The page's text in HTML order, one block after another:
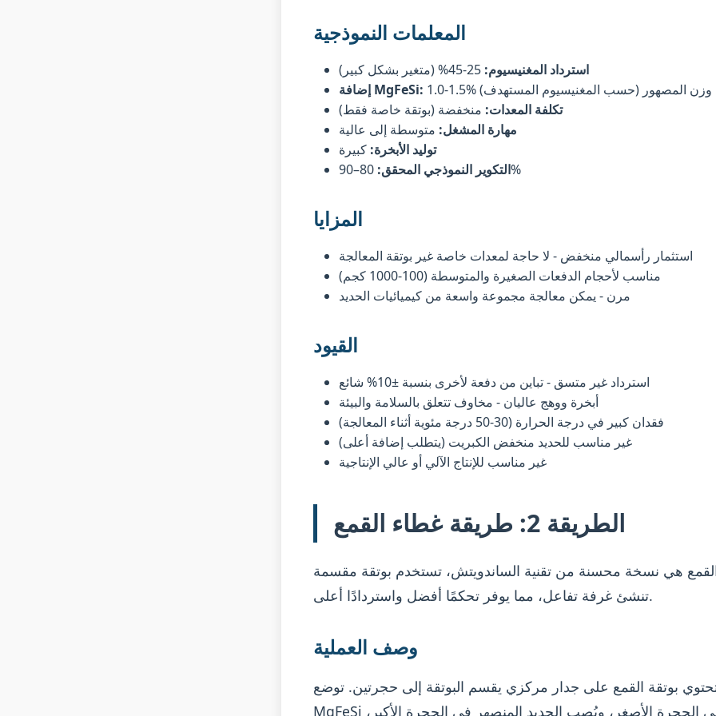
المعلمات النموذجية
استرداد المغنيسيوم:
إضافة MgFeSi:
من وزن المصهور (حسب المغنيسيوم المستهدف)
تكلفة المعدات: منخفضة (بوتقة خاصة فقط)
مهارة المشغل: متوسطة إلى عالية
توليد الأبخرة: كبيرة
التكوير النموذجي المحقق:80–90%
المزايا
استثمار رأسمالي منخفض - لا حاجة لمعدات خاصة غير بوتقة المعالجة
مناسب لأحجام الدفعات الصغيرة والمتوسطة (100-1000 كجم)
مرن - يمكن معالجة مجموعة واسعة من كيميائيات الحديد
القيود
استرداد غير متسق - تباين من دفعة لأخرى بنسبة ±10% شائع
أبخرة ووهج عاليان - مخاوف تتعلق بالسلامة والبيئة
فقدان كبير في درجة الحرارة (30-50 درجة مئوية أثناء المعالجة)
غير مناسب للحديد منخفض الكبريت (يتطلب إضافة أعلى)
غير مناسب للإنتاج الآلي أو عالي الإنتاجية
الطريقة 2: طريقة غطاء القمع
هي نسخة محسنة من تقنية الساندويتش، تستخدم بوتقة مقسمة
تنشئ غرفة تفاعل، مما يوفر تحكمًا أفضل واستردادًا أعلى.
وصف العملية
بوتقة القمع على جدار مركزي يقسم البوتقة إلى حجرتين. توضع
MgFeSi في الحجرة الأصغر، ويُصب الحديد المنصهر في الحجرة الأكبر،